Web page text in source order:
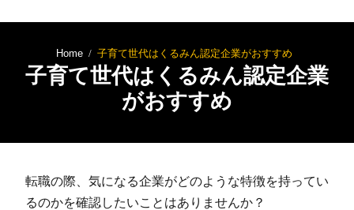
Home 子育て世代はくるみん認定企業がおすすめ
子育て世代はくるみん認定企業
がおすすめ
転職の際、気になる企業がどのような特徴を持ってい
るのかを確認したいことはありませんか？